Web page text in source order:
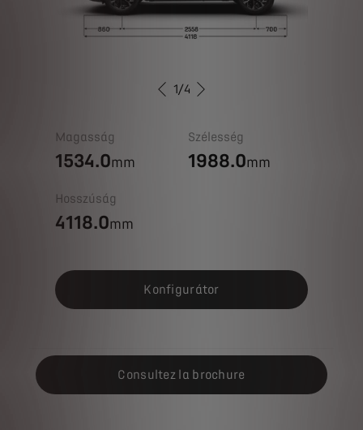
ELŐZŐ
1/4 KÖVETKEZŐ
Magasság
1534.0mm
Szélesség
1988.0mm
Hosszúság
4118.0mm
Konfigurátor
Consultez la brochure